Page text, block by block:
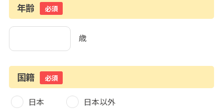
年齢 必須
歳
国籍 必須
日本 日本以外